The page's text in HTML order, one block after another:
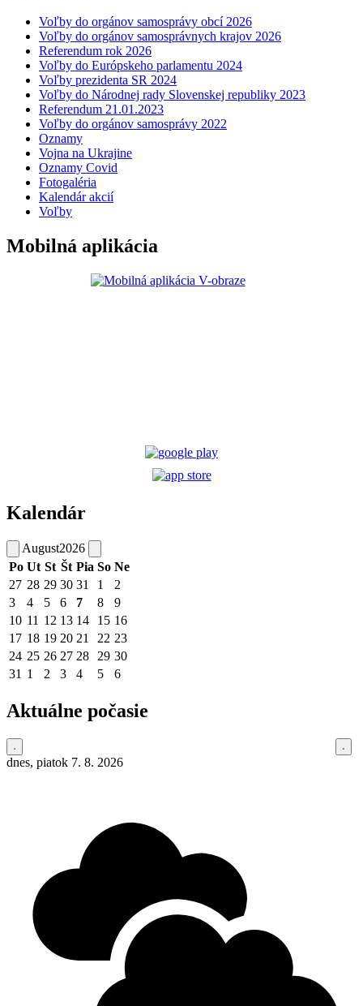
Voľby do orgánov samosprávy obcí 2026
Voľby do orgánov samosprávnych krajov 2026
Referendum rok 2026
Voľby do Európskeho parlamentu 2024
Voľby prezidenta SR 2024
Voľby do Národnej rady Slovenskej republiky 2023
Referendum 21.01.2023
Voľby do orgánov samosprávy 2022
Oznamy
Vojna na Ukrajine
Oznamy Covid
Fotogaléria
Kalendár akcií
Voľby
Mobilná aplikácia
Kalendár
August2026
Po Ut St Št Pia So Ne
27 28 29 30 31 1
2
3
4 5 6 7 8
9
10 11 12 13 14 15 16
17 18 19 20 21 22 23
24 25 26 27 28 29 30
31 1 2 3 4 5 6
Aktuálne počasie
dnes, piatok 7. 8. 2026